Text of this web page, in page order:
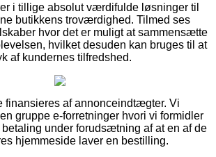
i tillige absolut værdifulde løsninger til
butikkens troværdighed. Tilmed ses
hvor det er muligt at sammensætte
hvilket desuden kan bruges til at
af kundernes tilfredshed.
finansieres af annonceindtægter. Vi
gruppe e-forretninger hvori vi formidler
betaling under forudsætning af at en af de
hjemmeside laver en bestilling.